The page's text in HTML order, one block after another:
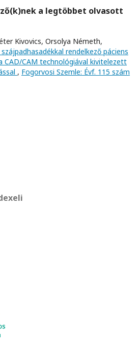
a legtöbbet olvasott
Kivovics, Orsolya Németh,
rendelkező páciens
CAD/CAM technológiával kivitelezett
, Fogorvosi Szemle: Évf. 115 szám